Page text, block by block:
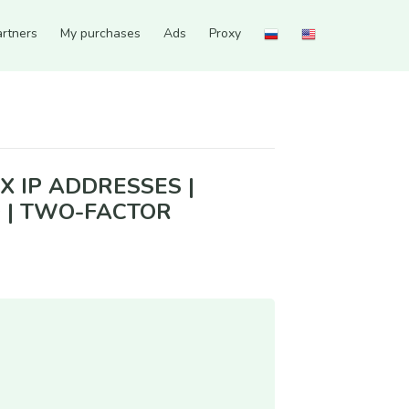
My purchases Ads Proxy
IP ADDRESSES |
TWO-FACTOR